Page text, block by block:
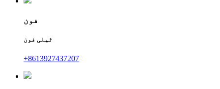
فون
ٹیلی فون
+8613927437207